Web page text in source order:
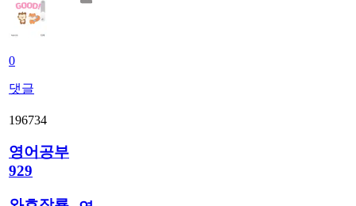
0
댓글
196734
영어공부
929